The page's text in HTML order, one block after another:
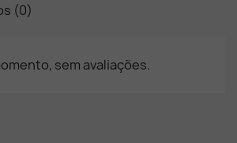
(0)
sem avaliações.